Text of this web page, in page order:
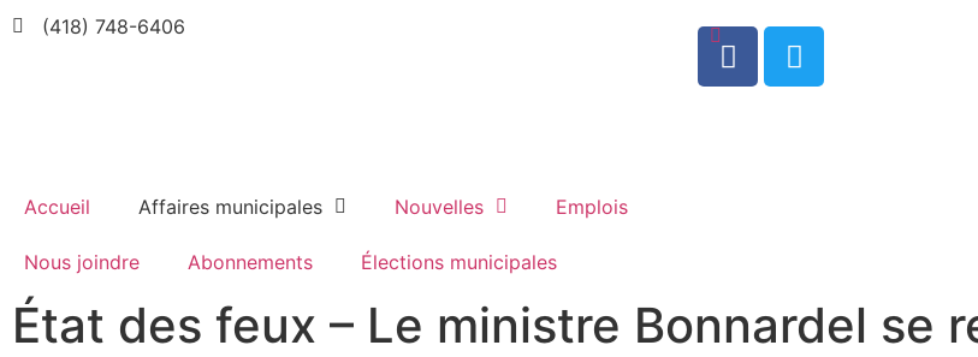
(418) 748-6406
0
Accueil Affaires municipales Nouvelles Emplois
Nous joindre Abonnements Élections municipales
État des feux – Le ministre Bonnardel se